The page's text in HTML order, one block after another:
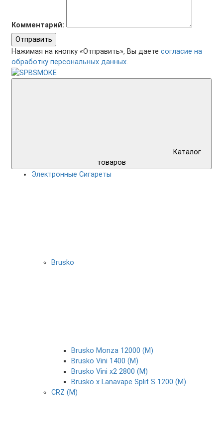
Комментарий:
Отправить
Нажимая на кнопку «Отправить», Вы даете согласие на
обработку персональных данных.
Каталог
товаров
Электронные Сигареты
Brusko
Brusko Monza 12000 (М)
Brusko Vini 1400 (М)
Brusko Vini x2 2800 (М)
Brusko x Lanavape Split S 1200 (М)
CRZ (М)